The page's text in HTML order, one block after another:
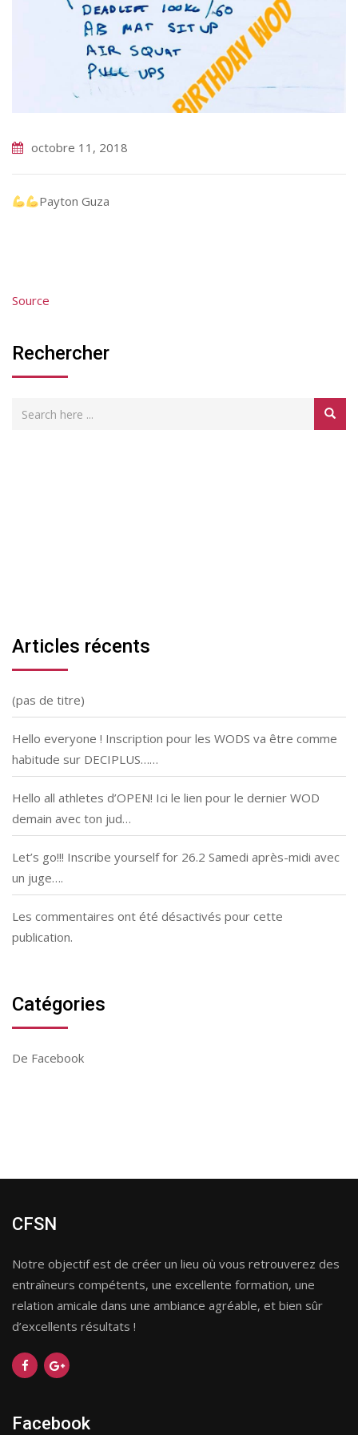
octobre 11, 2018
Payton Guza
Source
Rechercher
Articles récents
(pas de titre)
Hello everyone ! Inscription pour les WODS va être comme
habitude sur DECIPLUS……
Hello all athletes d’OPEN! Ici le lien pour le dernier WOD
demain avec ton jud…
Let’s go!!! Inscribe yourself for 26.2 Samedi après-midi avec
un juge….
Les commentaires ont été désactivés pour cette
publication.
Catégories
De Facebook
CFSN
Notre objectif est de créer un lieu où vous retrouverez des
entraîneurs compétents, une excellente formation, une
relation amicale dans une ambiance agréable, et bien sûr
d’excellents résultats !
Facebook